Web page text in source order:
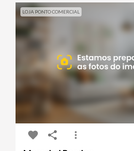
LOJA PONTO COMERCIAL